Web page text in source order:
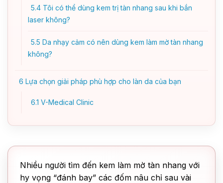
5.4 Tôi có thể dùng kem trị tàn nhang sau khi bắn
laser không?
5.5 Da nhạy cảm có nên dùng kem làm mờ tàn nhang
không?
6 Lựa chọn giải pháp phù hợp cho làn da của bạn
6.1 V-Medical Clinic
Nhiều người tìm đến kem làm mờ tàn nhang với
hy vọng “đánh bay” các đốm nâu chỉ sau vài